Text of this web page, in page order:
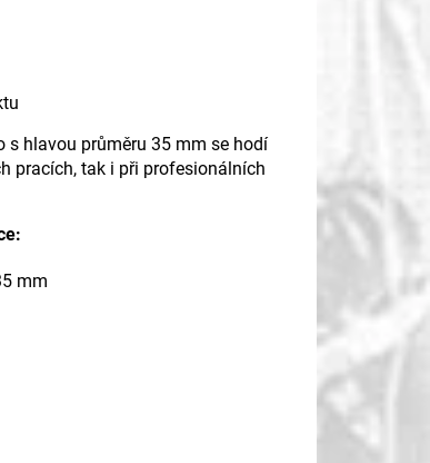
s hlavou průměru 35 mm se hodí
pracích, tak i při profesionálních
mm